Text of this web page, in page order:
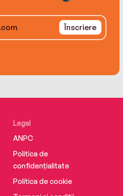
Înscriere
Legal
ANPC
Politica de
confidențialitate
Politica de cookie